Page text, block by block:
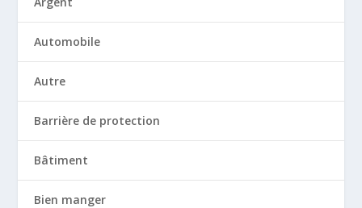
Automobile
Autre
Barrière de protection
Bâtiment
Bien manger